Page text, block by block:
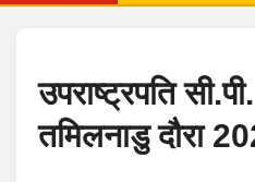
उपराष्ट्रपति
तमिलनाडु दौरा